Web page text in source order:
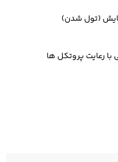
(تول شدن)
با رعایت پروتکل ها